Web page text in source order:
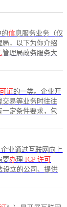
的信息服务业务（仅
局，以下为你介绍
管理局政务服务大
证的一类。企业开
交易等业务时往往
一定条件要求，包
企业通过互联网向上
要办理 ICP 许可
设立的公司、提供